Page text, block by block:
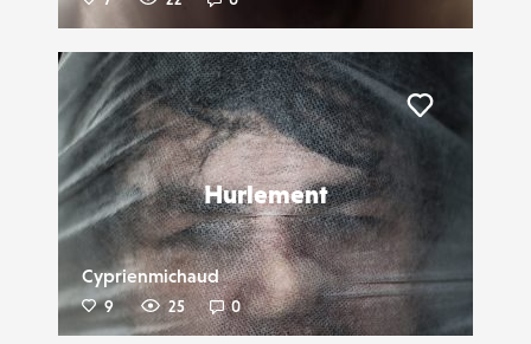
Hurlement
Cyprienmichaud
9 25 0